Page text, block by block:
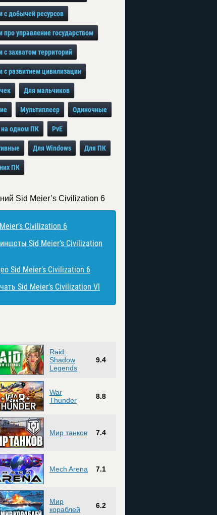
с добычей ресурсов
про управление государством
с захватом территорий
с развитием цивилизации
Для мальчиков
Мультиплеер Одиночные
на одном ПК PvE
Для Windows Для ПК
ПК
Sid Meier’s Civilization 6
Civilization 6
Sid Meier’s Civilization
Sid Meier’s Civilization 6
Sid Meier’s Civilization VI
Raid:
Shadow
Legends
9.4
War
Thunder
8.8
Мир танков 7.4
Mech Arena 7.1
Мир
кораблей
6.2